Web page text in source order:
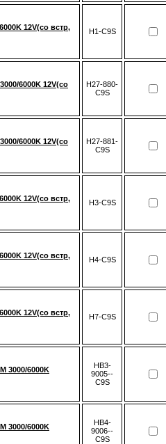
12V(со встр,
H1-C9S
6000K 12V(со
H27-880-
C9S
6000K 12V(со
H27-881-
C9S
12V(со встр,
H3-C9S
12V(со встр,
H4-C9S
12V(со встр,
H7-C9S
3000/6000K
HB3-
9005--
C9S
3000/6000K
HB4-
9006--
C9S